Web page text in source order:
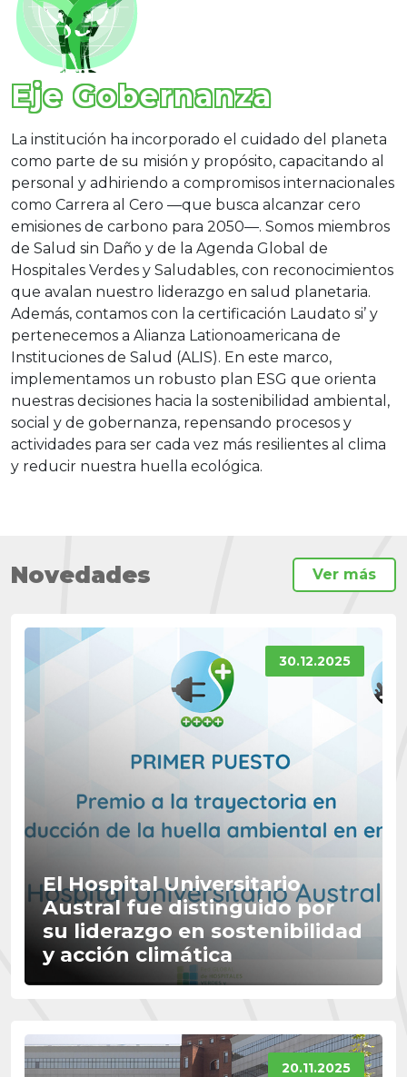
Eje Gobernanza
La institución ha incorporado el cuidado del planeta
como parte de su misión y propósito, capacitando al
personal y adhiriendo a compromisos internacionales
como Carrera al Cero —que busca alcanzar cero
emisiones de carbono para 2050—. Somos miembros
de Salud sin Daño y de la Agenda Global de
Hospitales Verdes y Saludables, con reconocimientos
que avalan nuestro liderazgo en salud planetaria.
Además, contamos con la certificación Laudato si’ y
pertenecemos a Alianza Lationoamericana de
Instituciones de Salud (ALIS). En este marco,
implementamos un robusto plan ESG que orienta
nuestras decisiones hacia la sostenibilidad ambiental,
social y de gobernanza, repensando procesos y
actividades para ser cada vez más resilientes al clima
y reducir nuestra huella ecológica.
Novedades Ver más
30.12.2025
El Hospital Universitario
Austral fue distinguido por
su liderazgo en sostenibilidad
y acción climática
20.11.2025